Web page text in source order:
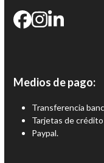
Medios de pago:
Transferencia
Tarjetas de
Paypal.